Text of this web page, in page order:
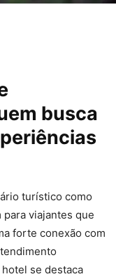
busca
turístico como
viajantes que
forte conexão com
se destaca